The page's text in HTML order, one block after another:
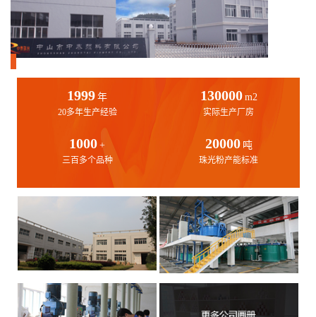
1999 年
20多年生产经验
130000 m2
实际生产厂房
1000 +
三百多个品种
20000 吨
珠光粉产能标准